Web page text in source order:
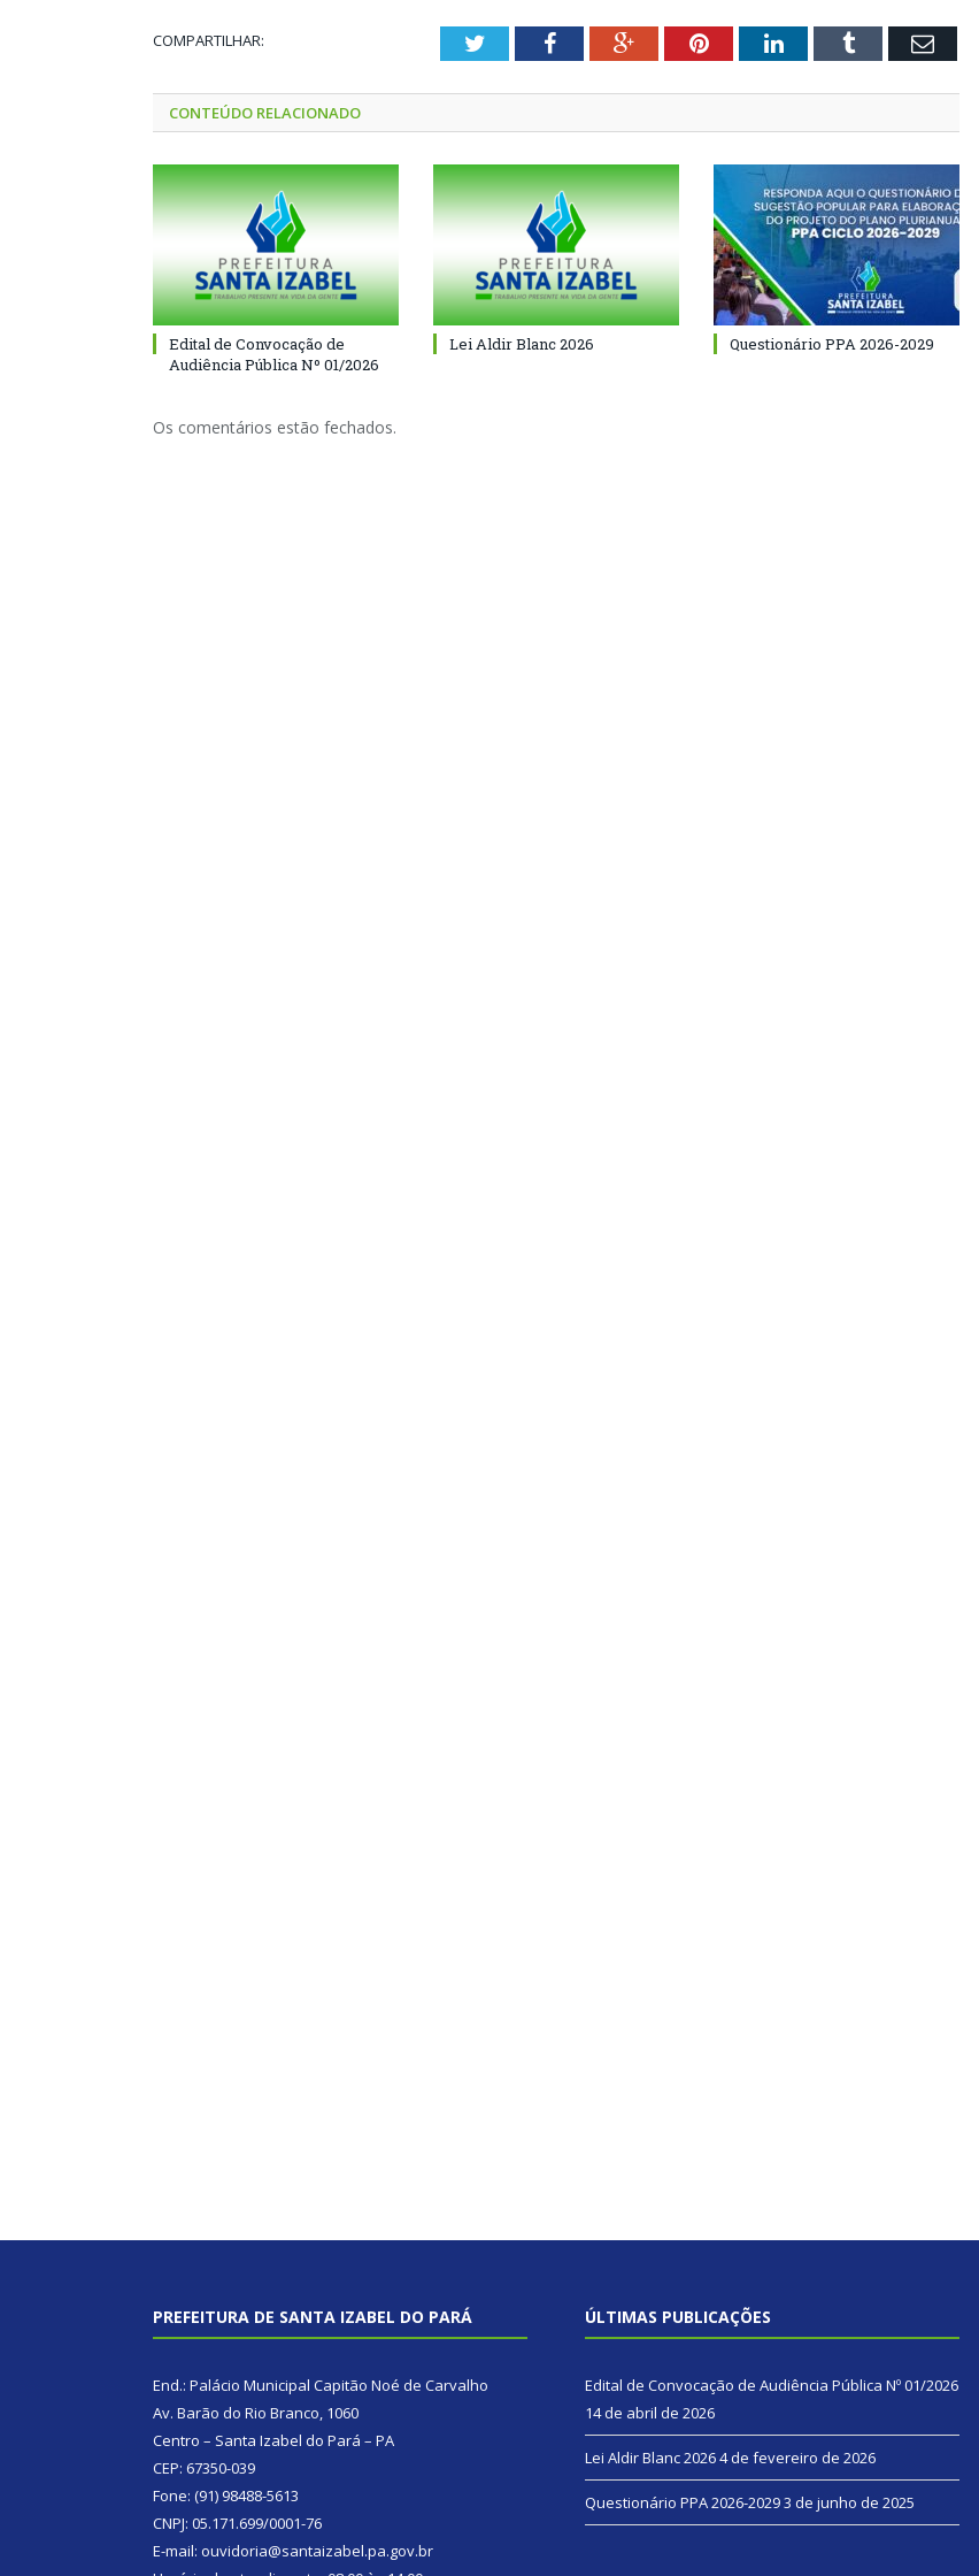
COMPARTILHAR: TwitterFacebookGoogle+PinterestLinkedInTumblr Email
CONTEÚDO RELACIONADO
Edital de Convocação de
Audiência Pública Nº 01/2026
Lei Aldir Blanc 2026 Questionário PPA 2026-2029
Os comentários estão fechados.
PREFEITURA DE SANTA IZABEL DO PARÁ
End.: Palácio Municipal Capitão Noé de Carvalho
Av. Barão do Rio Branco, 1060
Centro – Santa Izabel do Pará – PA
CEP: 67350-039
Fone: (91) 98488-5613
CNPJ: 05.171.699/0001-76
E-mail: ouvidoria@santaizabel.pa.gov.br
ÚLTIMAS PUBLICAÇÕES
Edital de Convocação de Audiência Pública Nº 01/2026
14 de abril de 2026
Lei Aldir Blanc 20264 de fevereiro de 2026
Questionário PPA 2026-20293 de junho de 2025